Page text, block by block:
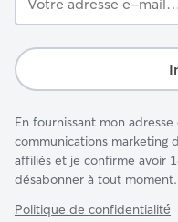
adresse
mail…
En fournissant mon
communications marketing
affiliés et je confirme avoir
désabonner à tout moment.
Politique de confidentialité́